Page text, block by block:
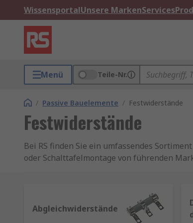
WissensportalUnsere MarkenServices
Menü Teile-Nr.
/ Passive Bauelemente / Festwiderstände
Festwiderstände
Bei RS finden Sie ein umfassendes
oder Schalttafelmontage von führenden
Ein Widerstand ist ein passives
realisiert. Widerstände sind in festen oder
Abgleichwiderstände